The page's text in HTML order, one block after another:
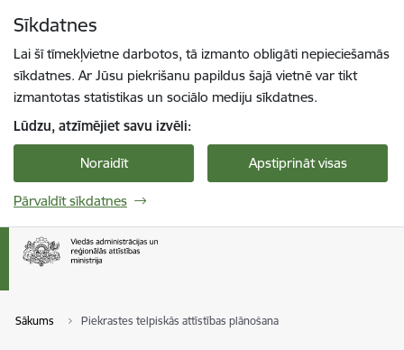
Sīkdatnes
Lai šī tīmekļvietne darbotos, tā izmanto obligāti nepieciešamās
sīkdatnes. Ar Jūsu piekrišanu papildus šajā vietnē var tikt
izmantotas statistikas un sociālo mediju sīkdatnes.
Lūdzu, atzīmējiet savu izvēli:
Noraidīt Apstiprināt visas
Pārvaldīt sīkdatnes
Sākums Piekrastes telpiskās attīstības plānošana